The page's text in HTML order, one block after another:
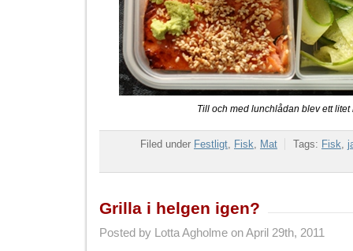
Till och med lunchlådan blev ett litet
Filed under Festligt, Fisk, Mat Tags: Fisk,
Grilla i helgen igen?
Posted by Lotta Agholme on April 29th, 2011